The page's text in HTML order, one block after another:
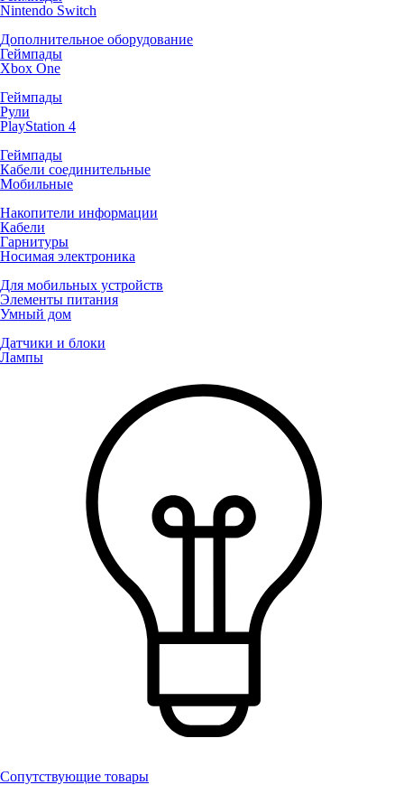
Nintendo Switch
Дополнительное оборудование
Геймпады
Xbox One
Геймпады
Рули
PlayStation 4
Геймпады
Кабели соединительные
Мобильные
Накопители информации
Кабели
Гарнитуры
Носимая электроника
Для мобильных устройств
Элементы питания
Умный дом
Датчики и блоки
Лампы
Сопутствующие товары